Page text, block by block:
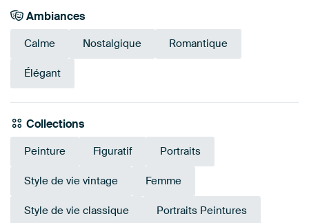
Ambiances
Calme Nostalgique Romantique
Élégant
Collections
Peinture Figuratif Portraits
Style de vie vintage Femme
Style de vie classique Portraits Peintures